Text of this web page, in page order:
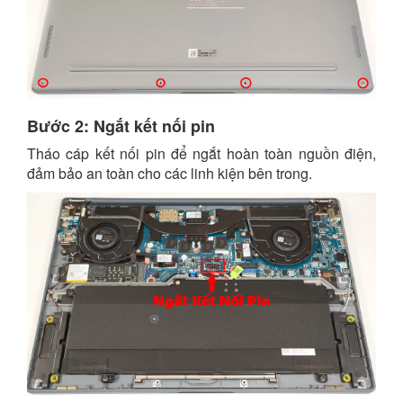
Bước 2: Ngắt kết nối pin
Tháo cáp kết nối pin để ngắt hoàn toàn nguồn điện,
đảm bảo an toàn cho các linh kiện bên trong.